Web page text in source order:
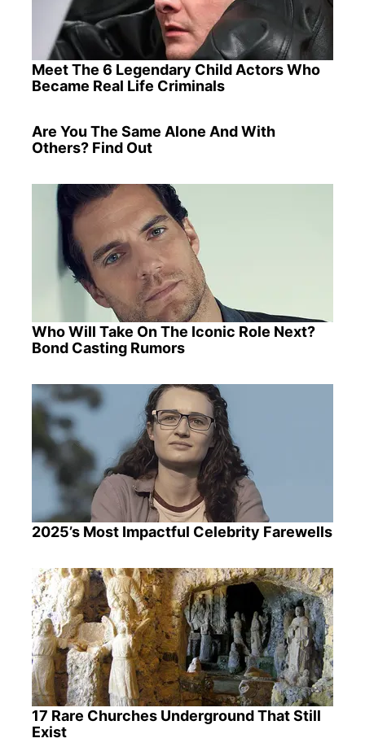
Meet The 6 Legendary Child Actors Who
Became Real Life Criminals
Are You The Same Alone And With
Others? Find Out
Who Will Take On The Iconic Role Next?
Bond Casting Rumors
2025’s Most Impactful Celebrity Farewells
17 Rare Churches Underground That Still
Exist